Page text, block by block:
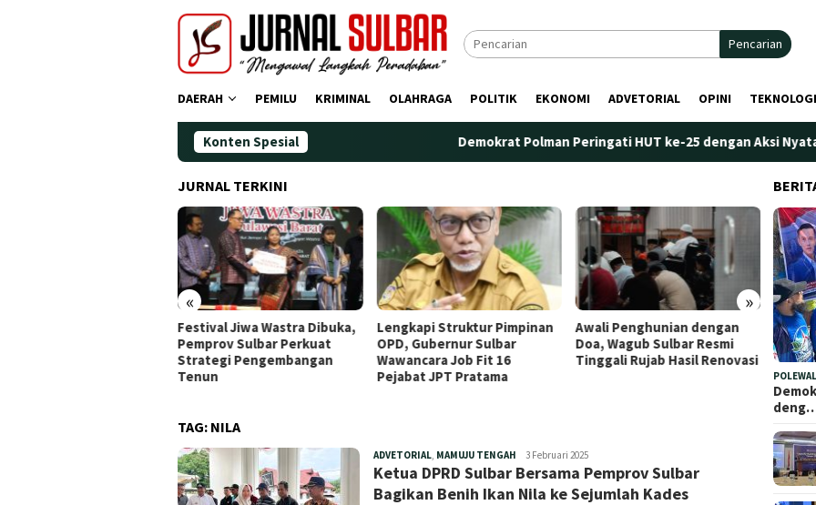
Pencarian
DAERAH PEMILU KRIMINAL OLAHRAGA POLITIK EKONOMI ADVETORIAL OPINI TEKNOLOGI
Konten Spesial Demokrat Polman Peringati HUT ke-25 dengan Aksi Nyata di
JURNAL TERKINI
« »
Festival Jiwa Wastra Dibuka,
Pemprov Sulbar Perkuat
Strategi Pengembangan
Tenun
Lengkapi Struktur Pimpinan
OPD, Gubernur Sulbar
Wawancara Job Fit 16
Pejabat JPT Pratama
Awali Penghunian dengan
Doa, Wagub Sulbar Resmi
Tinggali Rujab Hasil Renovasi
Plt.
TAG: NILA
ADVETORIAL, MAMUJU TENGAH Redaksi
3 Februari 2025
Ketua DPRD Sulbar Bersama Pemprov Sulbar
Bagikan Benih Ikan Nila ke Sejumlah Kades